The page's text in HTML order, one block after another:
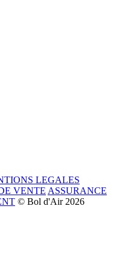
LEGALES
VENTE ASSURANCE
© Bol d'Air 2026